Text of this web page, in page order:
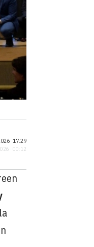
·17:29
· 00:12